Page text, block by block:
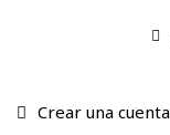
Crear una cuenta